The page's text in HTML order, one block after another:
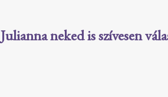
Julianna neked is szívesen